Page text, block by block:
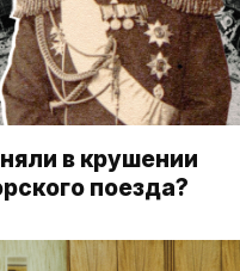
в крушении
поезда?